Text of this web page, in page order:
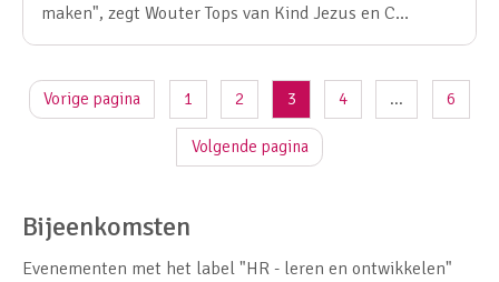
maken", zegt Wouter Tops van Kind Jezus en C…
Vorige pagina 1 2 3 4 ... 6
Volgende pagina
Bijeenkomsten
Evenementen met het label "HR - leren en ontwikkelen"